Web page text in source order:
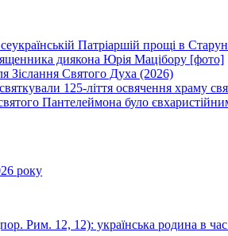
Патріаршій прощі в
диякона Юрія Мацібору [фото]
Зіслання Святого Духа (2026)
125-ліття освячення храму
Пантелеймона було
року
Рим. 12, 12): українська родина в